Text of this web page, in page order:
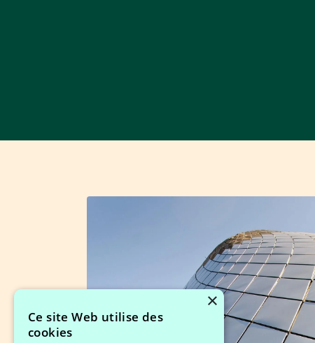
×
Ce site Web utilise des
cookies